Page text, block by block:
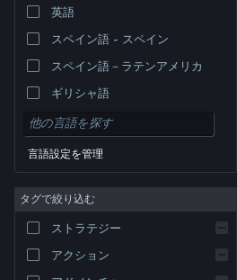
© Valve Corporation. All rights reserved. 商標はすべて米
国およびその他の国の各社が所有します。
用規約| 返金| Cookie
英語
スペイン語 - スペイン
スペイン語－ラテンアメリカ
ギリシャ語
言語設定を管理
タグで絞り込む
ストラテジー
アクション